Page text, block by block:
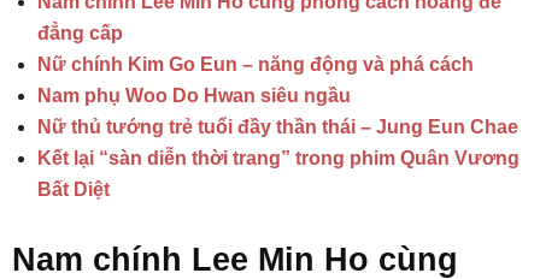
đẳng cấp
Nữ chính Kim Go Eun – năng động và phá cách
Nam phụ Woo Do Hwan siêu ngầu
Nữ thủ tướng trẻ tuổi đầy thần thái – Jung Eun Chae
Kết lại “sàn diễn thời trang” trong phim Quân Vương
Bất Diệt
Nam chính Lee Min Ho cùng